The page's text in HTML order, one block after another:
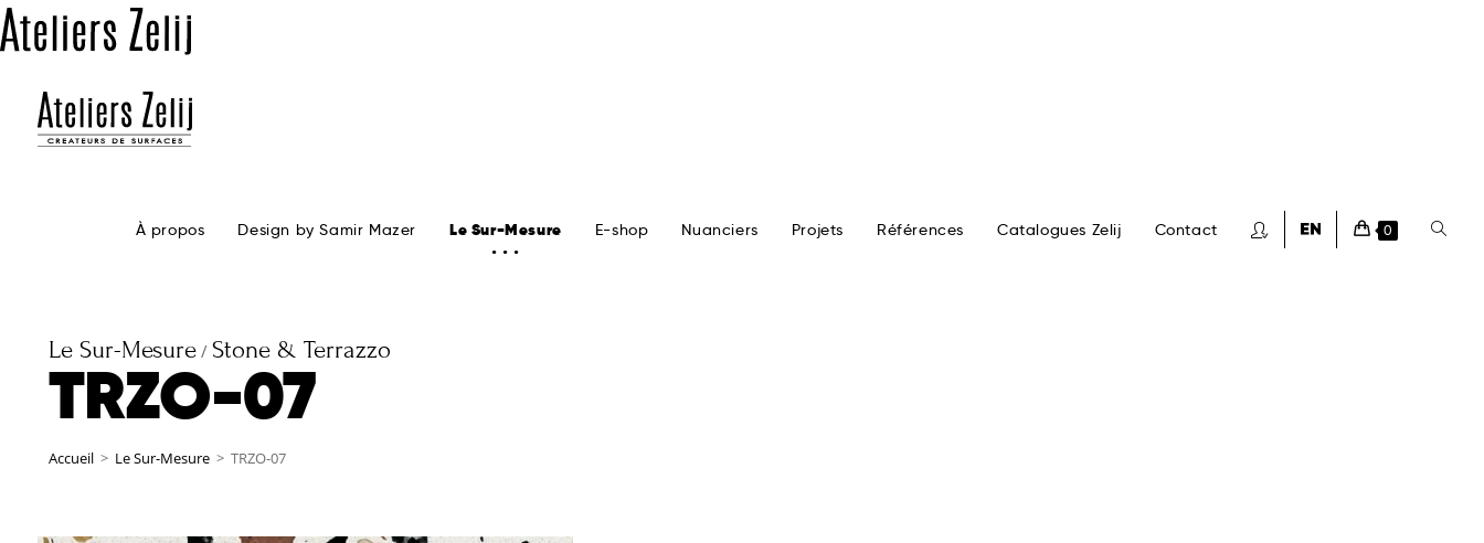
À propos Design by Samir Mazer Le Sur-Mesure E-shop Nuanciers Projets Références Catalogues Zelij Contact 0
Le Sur-Mesure / Stone & Terrazzo
TRZO-07
Accueil > Le Sur-Mesure > TRZO-07